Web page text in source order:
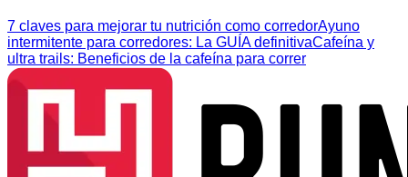
7 claves para mejorar tu nutrición como corredorAyuno
intermitente para corredores: La GUÍA definitivaCafeína y
ultra trails: Beneficios de la cafeína para correr